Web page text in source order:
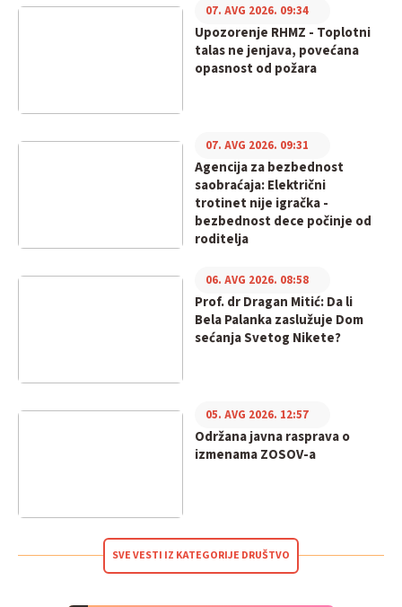
Upozorenje RHMZ - Toplotni
talas ne jenjava, povećana
opasnost od požara
07. AVG 2026. 09:34
Agencija za bezbednost
saobraćaja: Električni
trotinet nije igračka -
bezbednost dece počinje od
roditelja
07. AVG 2026. 09:31
Prof. dr Dragan Mitić: Da li
Bela Palanka zaslužuje Dom
sećanja Svetog Nikete?
06. AVG 2026. 08:58
Održana javna rasprava o
izmenama ZOSOV-a
05. AVG 2026. 12:57
SVE VESTI IZ KATEGORIJE DRUŠTVO